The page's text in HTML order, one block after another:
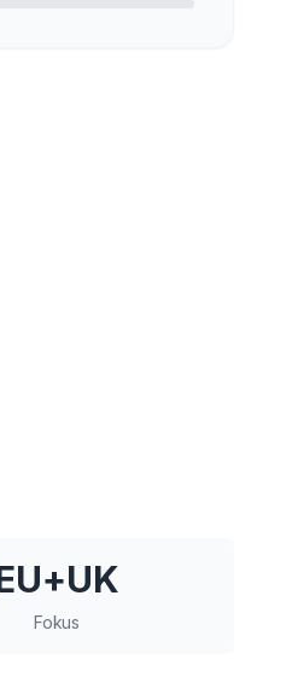
Fokus